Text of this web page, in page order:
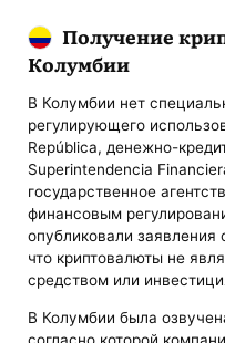
Получение
Колумбии
В Колумбии нет
регулирующего
República, денежно-
Superintendencia
государственное
финансовым
опубликовали заявления
что криптовалюты не
средством или
В Колумбии была